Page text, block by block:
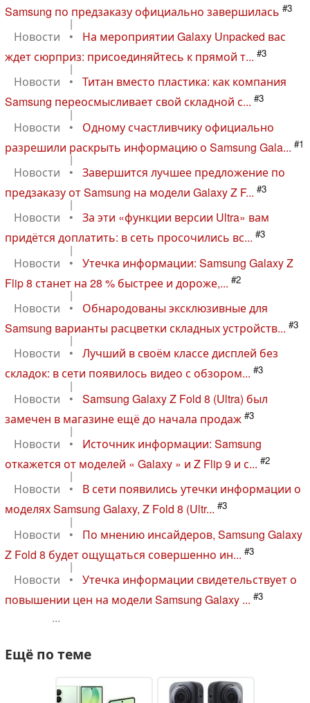
Samsung по предзаказу официально завершилась #3
|
Новости
•
На мероприятии Galaxy Unpacked вас
ждет сюрприз: присоединяйтесь к прямой т... #3
|
Новости
•
Титан вместо пластика: как компания
Samsung переосмысливает свой складной с... #3
|
Новости
•
Одному счастливчику официально
разрешили раскрыть информацию о Samsung Gala... #1
|
Новости
•
Завершится лучшее предложение по
предзаказу от Samsung на модели Galaxy Z F... #3
|
Новости
•
За эти «функции версии Ultra» вам
придётся доплатить: в сеть просочились вс... #3
|
Новости
•
Утечка информации: Samsung Galaxy Z
Flip 8 станет на 28 % быстрее и дороже,... #2
|
Новости
•
Обнародованы эксклюзивные для
Samsung варианты расцветки складных устройств... #3
|
Новости
•
Лучший в своём классе дисплей без
складок: в сети появилось видео с обзором... #3
|
Новости
•
Samsung Galaxy Z Fold 8 (Ultra) был
замечен в магазине ещё до начала продаж #3
|
Новости
•
Источник информации: Samsung
откажется от моделей « Galaxy » и Z Flip 9 и с... #2
|
Новости
•
В сети появились утечки информации о
моделях Samsung Galaxy, Z Fold 8 (Ultr... #3
|
Новости
•
По мнению инсайдеров, Samsung Galaxy
Z Fold 8 будет ощущаться совершенно ин... #3
|
Новости
•
Утечка информации свидетельствует о
повышении цен на модели Samsung Galaxy ... #3
...
Ещё по теме